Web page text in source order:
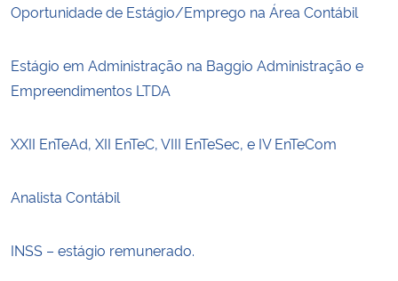
Oportunidade de Estágio/Emprego na Área Contábil
Estágio em Administração na Baggio Administração e
Empreendimentos LTDA
XXII EnTeAd, XII EnTeC, VIII EnTeSec, e IV EnTeCom
Analista Contábil
INSS – estágio remunerado.